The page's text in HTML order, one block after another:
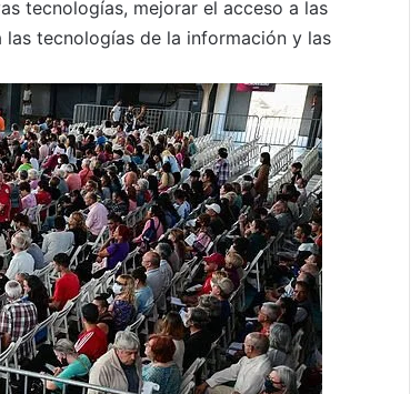
tecnologías, mejorar el acceso a las
tecnologías de la información y las